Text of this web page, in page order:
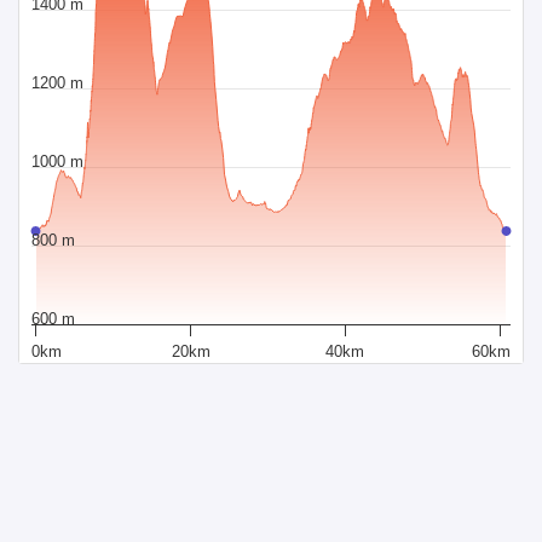
0km 20km 40km 60km
600 m
800 m
1000 m
1200 m
1400 m